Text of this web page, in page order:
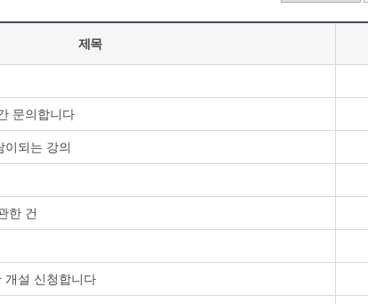
제목
문의합니다
이되는 강의
한 건
개설 신청합니다